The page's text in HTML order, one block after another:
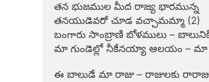
తన భుజముల మీద రాజ్య భారమున్న
తనయుడెవరో చూడ వచ్చామమ్మా (2)
బంగారు సాంబ్రాణి బోళములు –
మా గుండెల్లో నీకేనయ్యా ఆలయం –
ఈ బాలుడే మా రాజు – రాజులకు